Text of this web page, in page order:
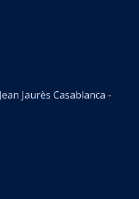
Jaurès Casablanca -